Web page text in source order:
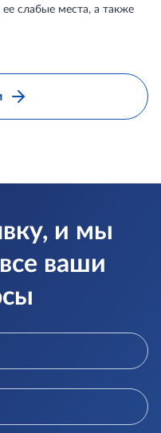
слабые места, а также
и мы
ваши